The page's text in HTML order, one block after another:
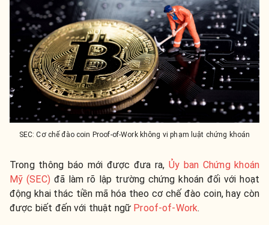
SEC: Cơ chế đào coin Proof-of-Work không vi phạm luật chứng khoán
Trong thông báo mới được đưa ra, Ủy ban Chứng khoán
Mỹ (SEC) đã làm rõ lập trường chứng khoán đối với hoạt
động khai thác tiền mã hóa theo cơ chế đào coin, hay còn
được biết đến với thuật ngữ Proof-of-Work.